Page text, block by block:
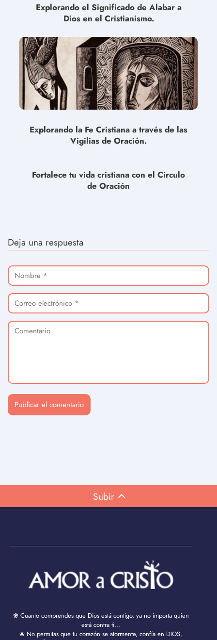
Explorando el Significado de Alabar a
Dios en el Cristianismo.
Explorando la Fe Cristiana a través de las
Vigilias de Oración.
Fortalece tu vida cristiana con el Círculo
de Oración
Deja una respuesta
Subir
❀ Cuanto comprendes que Dios está contigo, ya no importa quien
está contra ti...
❀ No permitas que tu corazón se atormente, confía en DIOS,